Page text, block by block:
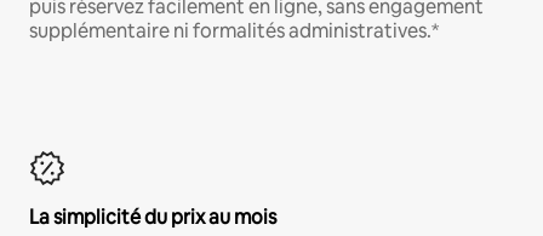
puis réservez facilement en ligne, sans engagement
supplémentaire ni formalités administratives.*
La simplicité du prix au mois